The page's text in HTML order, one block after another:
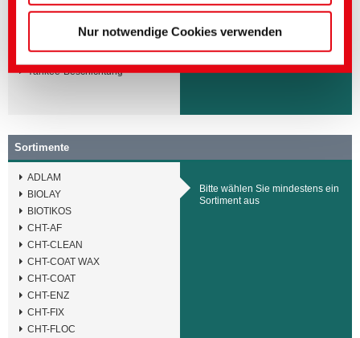
Nur notwendige Cookies verwenden
Streichfarben
Wachsadditive
Weichmacher
Yankee-Beschichtung
Sortimente
ADLAM
BIOLAY
BIOTIKOS
CHT-AF
CHT-CLEAN
CHT-COAT WAX
CHT-COAT
CHT-ENZ
CHT-FIX
CHT-FLOC
Bitte wählen Sie mindestens ein
Sortiment aus